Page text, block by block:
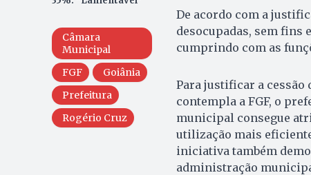
Câmara
Municipal
FGF
Goiânia
Prefeitura
Rogério Cruz
De acordo com a
desocupadas, sem fins
cumprindo com as
Para justificar a cessão
contempla a FGF, o
municipal consegue
utilização mais
iniciativa também
administração